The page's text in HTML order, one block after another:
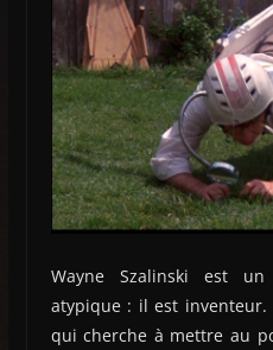
Wayne Szalinski est
atypique : il est inventeur.
qui cherche à mettre au